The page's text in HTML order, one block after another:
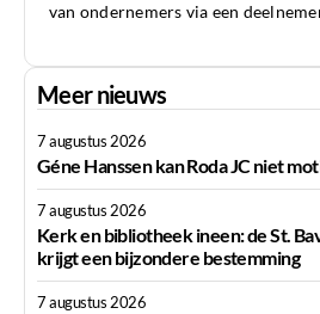
van ondernemers via een
Meer nieuws
7 augustus 2026
Géne Hanssen kan Roda JC niet
7 augustus 2026
Kerk en bibliotheek ineen: de St.
krijgt een bijzondere bestemming
7 augustus 2026